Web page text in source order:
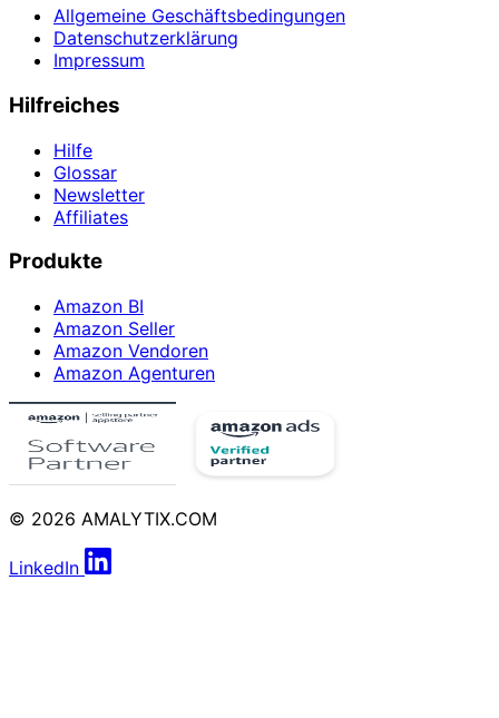
Allgemeine Geschäftsbedingungen
Datenschutzerklärung
Impressum
Hilfreiches
Hilfe
Glossar
Newsletter
Affiliates
Produkte
Amazon BI
Amazon Seller
Amazon Vendoren
Amazon Agenturen
© 2026 AMALYTIX.COM
LinkedIn